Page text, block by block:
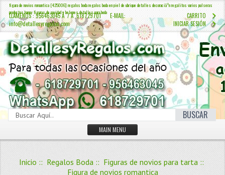
figura de novios romantica [425006] regalos boda regalos boda en piel de ubrique detalles decoraciã³n regalitos varios pulseras
productos happy figuras de navidad y belenes detalles para boda
LLÁMENOS : 956463045 Â / Â 618729701 E-MAIL:
info@detallesyregalos.com
CARRITO
INICIAR SESIÓN
BUSCAR
MAIN MENU
CONTÁCTENOS
Inicio :: Regalos Boda :: Figuras de novios para tarta ::
Figura de novios romantica